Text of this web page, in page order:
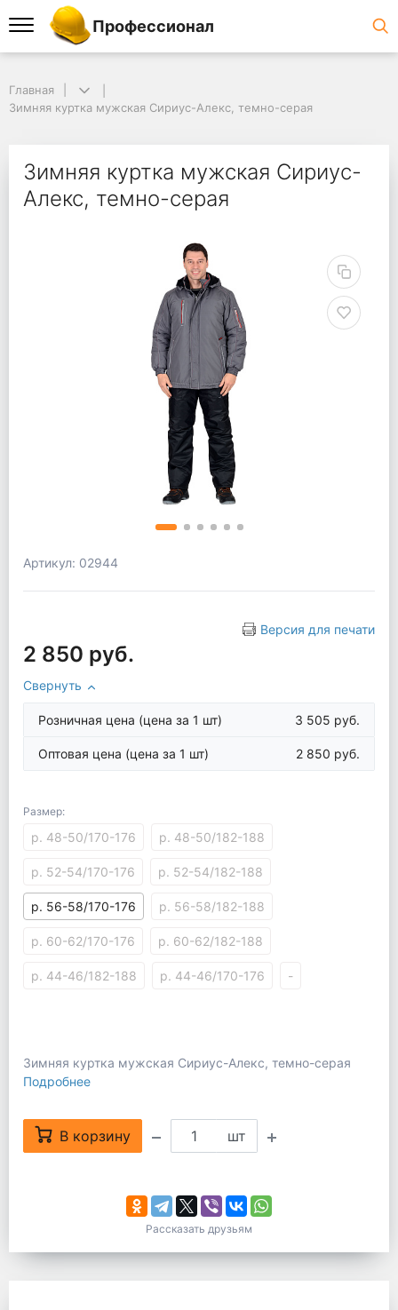
Профессионал
Главная
Зимняя куртка мужская Сириус-Алекс, темно-серая
Зимняя куртка мужская Сириус-
Алекс, темно-серая
Артикул: 02944
Версия для печати
2 850 руб.
Свернуть
Розничная цена (цена за 1 шт) 3 505 руб.
Оптовая цена (цена за 1 шт) 2 850 руб.
Размер:
р. 48-50/170-176 р. 48-50/182-188
р. 52-54/170-176 р. 52-54/182-188
р. 56-58/170-176 р. 56-58/182-188
р. 60-62/170-176 р. 60-62/182-188
р. 44-46/182-188 р. 44-46/170-176 -
Зимняя куртка мужская Сириус-Алекс, темно-серая
Подробнее
В корзину шт
Рассказать друзьям